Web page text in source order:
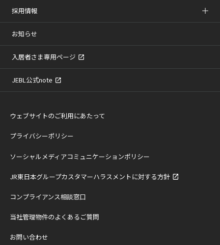
採用情報
お知らせ
入居者さま専用ページ
JEBL公式note
ウェブサイトのご利用にあたって
プライバシーポリシー
ソーシャルメディアコミュニケーションポリシー
JR東日本グループカスタマーハラスメントに対する方針
コンプライアンス相談窓口
当社管理物件のよくあるご質問
お問い合わせ